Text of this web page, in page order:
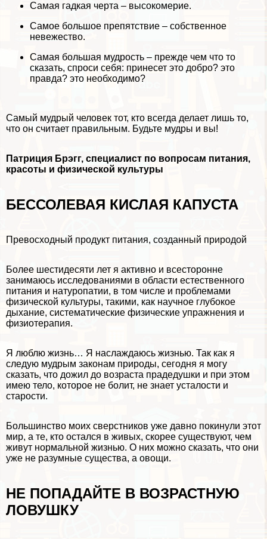
Самая гадкая черта – высокомерие.
Самое большое препятствие – собственное
невежество.
Самая большая мудрость – прежде чем что то
сказать, спроси себя: принесет это добро? это
правда? это необходимо?
Самый мудрый человек тот, кто всегда делает лишь то,
что он считает правильным. Будьте мудры и вы!
Патриция Брэгг, специалист по вопросам питания,
красоты и физической культуры
БЕССОЛЕВАЯ КИСЛАЯ КАПУСТА
Превосходный продукт питания, созданный природой
Более шестидесяти лет я активно и всесторонне
занимаюсь исследованиями в области естественного
питания и натуропатии, в том числе и проблемами
физической культуры, такими, как научное глубокое
дыхание, систематические физические упражнения и
физиотерапия.
Я люблю жизнь… Я наслаждаюсь жизнью. Так как я
следую мудрым законам природы, сегодня я могу
сказать, что дожил до возраста прадедушки и при этом
имею тело, которое не болит, не знает усталости и
старости.
Большинство моих сверстников уже давно покинули этот
мир, а те, кто остался в живых, скорее существуют, чем
живут нормальной жизнью. О них можно сказать, что они
уже не разумные существа, а овощи.
НЕ ПОПАДАЙТЕ В ВОЗРАСТНУЮ
ЛОВУШКУ